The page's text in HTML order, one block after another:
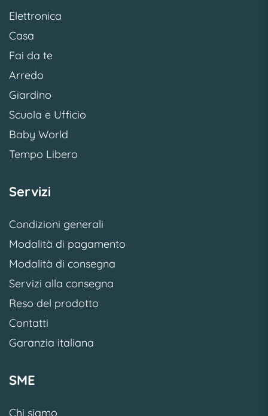
Elettronica
Casa
Fai da te
Arredo
Giardino
Scuola e Ufficio
Baby World
Tempo Libero
Servizi
Condizioni generali
Modalità di pagamento
Modalità di consegna
Servizi alla consegna
Reso del prodotto
Contatti
Garanzia italiana
SME
Chi siamo